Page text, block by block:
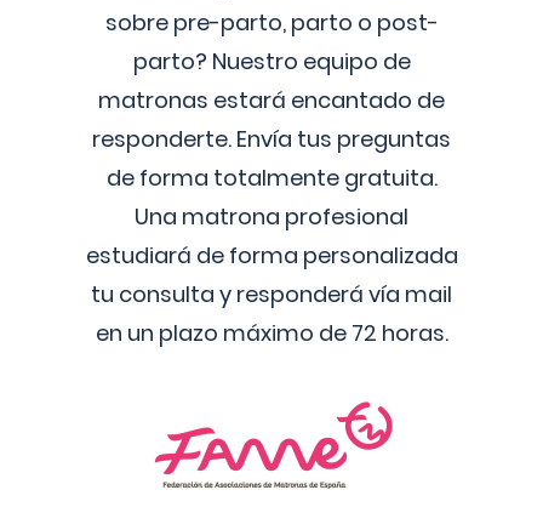
sobre pre-parto, parto o post-
parto? Nuestro equipo de
matronas estará encantado de
responderte. Envía tus preguntas
de forma totalmente gratuita.
Una matrona profesional
estudiará de forma personalizada
tu consulta y responderá vía mail
en un plazo máximo de 72 horas.